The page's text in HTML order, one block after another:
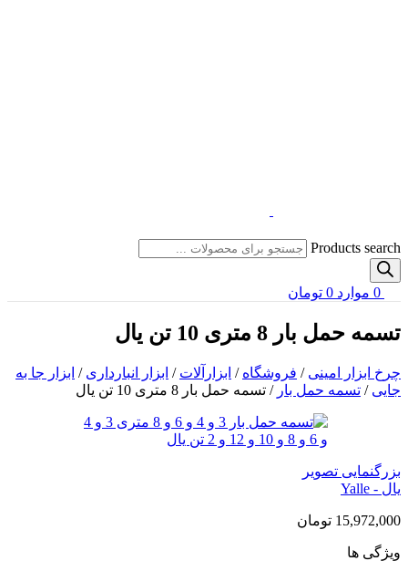
Products search
0 موارد 0 تومان
تسمه حمل بار 8 متری 10 تن یال
چرخ ابزار امینی / فروشگاه / ابزارآلات / ابزار انبارداری / ابزار جا به
جایی / تسمه حمل بار / تسمه حمل بار 8 متری 10 تن یال
بزرگنمایی تصویر
یال - Yalle
15,972,000 تومان
ویژگی ها